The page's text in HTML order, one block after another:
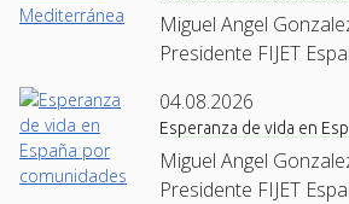
Miguel Angel
Presidente FIJET
04.08.2026
Esperanza de vida en
Miguel Angel
Presidente FIJET